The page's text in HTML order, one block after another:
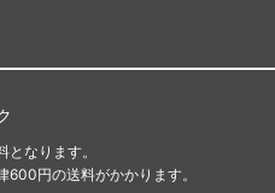
なります。
円の送料がかかります。